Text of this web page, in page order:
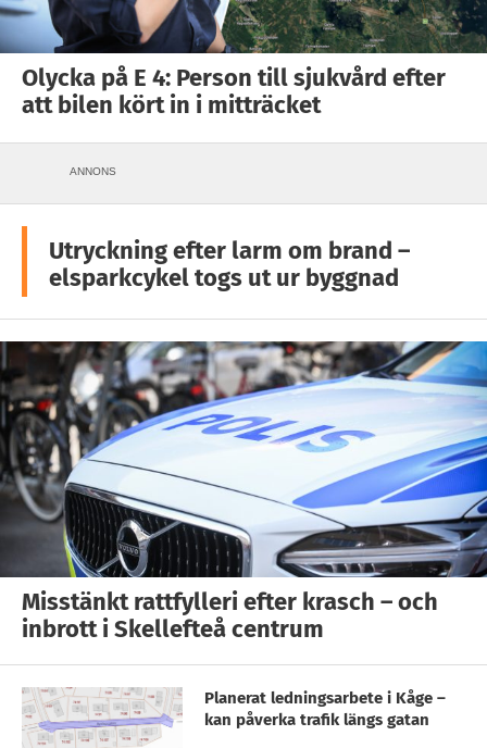
Olycka på E 4: Person till sjukvård efter
att bilen kört in i mitträcket
ANNONS
Utryckning efter larm om brand –
elsparkcykel togs ut ur byggnad
Misstänkt rattfylleri efter krasch – och
inbrott i Skellefteå centrum
Planerat ledningsarbete i Kåge –
kan påverka trafik längs gatan